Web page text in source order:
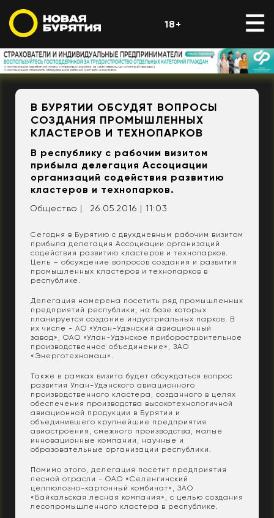
18+
В БУРЯТИИ ОБСУДЯТ ВОПРОСЫ
СОЗДАНИЯ ПРОМЫШЛЕННЫХ
КЛАСТЕРОВ И ТЕХНОПАРКОВ
В республику с рабочим визитом
прибыла делегация Ассоциации
организаций содействия развитию
кластеров и технопарков.
Общество | 26.05.2016 | 11:03
Сегодня в Бурятию с двухдневным рабочим визитом
прибыла делегация Ассоциации организаций
содействия развитию кластеров и технопарков.
Цель – обсуждение вопросов создания и развития
промышленных кластеров и технопарков в
республике.
Делегация намерена посетить ряд промышленных
предприятий республики, на базе которых
планируется создание индустриальных парков. В
их числе - АО «Улан-Удэнский авиационный
завод», ОАО «Улан-Удэнское приборостроительное
производственное объединение», ЗАО
«Энерготехномаш».
Также в рамках визита будет обсуждаться вопрос
развития Улан-Удэнского авиационного
производственного кластера, созданного в целях
обеспечения производства высокотехнологичной
авиационной продукции в Бурятии и
объединившего крупнейшие предприятия
авиастроения, смежного производства, малые
инновационные компании, научные и
образовательные организации республики.
Помимо этого, делегация посетит предприятия
лесной отрасли - ОАО «Селенгинский
целлюлозно-картонный комбинат», ЗАО
«Байкальская лесная компания», с целью создания
лесопромышленного кластера в республике.